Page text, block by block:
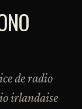
de radio
irlandaise